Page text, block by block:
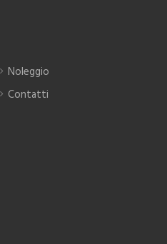
Noleggio
Contatti